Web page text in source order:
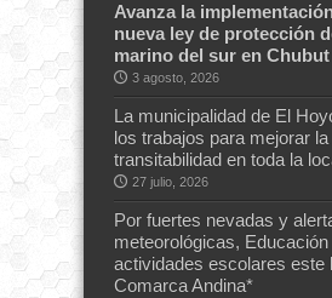
Avanza la
nueva ley de protección
marino del sur en Chubut
3 agosto, 2026
La municipalidad de El
los trabajos para mejorar la
transitabilidad en toda la
27 julio, 2026
Por fuertes nevadas y
meteorológicas,
actividades escolares este
Comarca Andina*